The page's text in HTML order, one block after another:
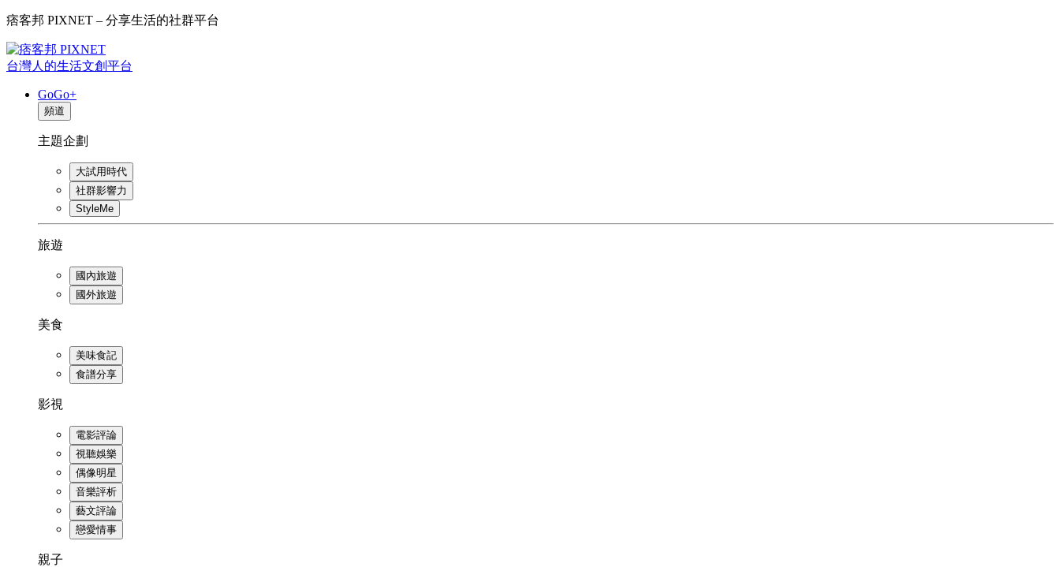
痞客邦 PIXNET – 分享生活的社群平台
台灣人的生活文創平台
GoGo+
頻道
主題企劃
大試用時代
社群影響力
StyleMe
旅遊
國內旅遊
國外旅遊
美食
美味食記
食譜分享
影視
電影評論
視聽娛樂
偶像明星
音樂評析
藝文評論
戀愛情事
親子